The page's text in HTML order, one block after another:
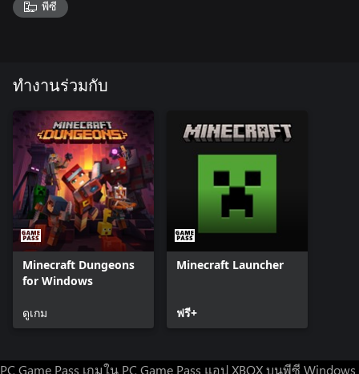
พีซี
ทำงานร่วมกับ
Minecraft Dungeons
for Windows
ดูเกม
Minecraft Launcher
ฟรี+
PC Game Pass เกมใน PC Game Pass แอป XBOX บนพีซี Windows